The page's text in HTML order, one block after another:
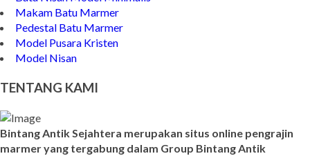
Makam Batu Marmer
Pedestal Batu Marmer
Model Pusara Kristen
Model Nisan
TENTANG KAMI
Bintang Antik Sejahtera merupakan situs online pengrajin
marmer yang tergabung dalam Group Bintang Antik